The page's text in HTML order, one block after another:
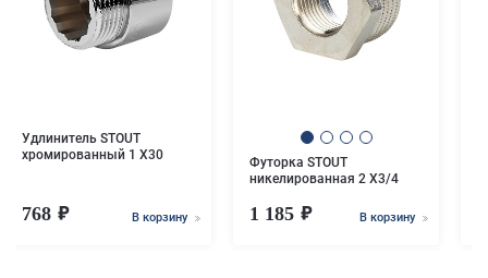
Удлинитель STOUT
хромированный 1 X30
768 В корзину
Футорка STOUT
никелированная 2 X3/4
1 185 В корзину